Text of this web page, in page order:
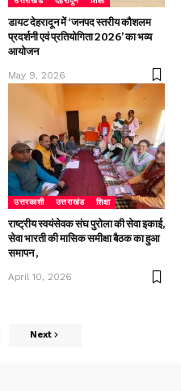
डायट देहरादून में ‘जनपद स्तरीय कौशलम
प्रदर्शनी एवं प्रतियोगिता 2026’ का भव्य
आयोजन
May 9, 2026
उत्तरकाशी उत्तराखंड शिक्षा
राष्ट्रीय स्वयंसेवक संघ पुरोला की सेवा इकाई,
सेवा भारती की मासिक समीक्षा बैठक का हुआ
समापन ,
April 10, 2026
Next